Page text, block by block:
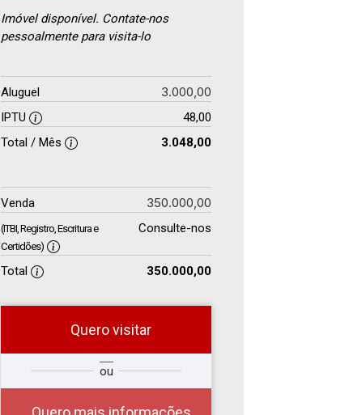
Imóvel disponível. Contate-nos
pessoalmente para visita-lo
Aluguel 3.000,00
IPTU
48,00
Total / Mês
3.048,00
Venda 350.000,00
(ITBI, Registro, Escritura e
Certidões)
Consulte-nos
Total 350.000,00
Quero visitar
ou
Deseja
Comprar
ou
Alugar
?